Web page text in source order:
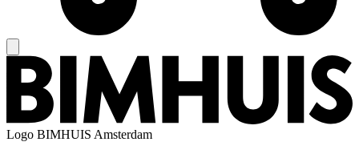
Logo BIMHUIS Amsterdam